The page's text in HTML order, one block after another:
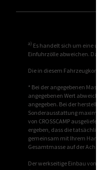
a) Es handelt sich um eine
Einfuhrzölle abweichen.
Die in diesem
* Bei der angegebenen
angegebenen Wert
angegeben. Bei der
Sonderausstattung
von CROSSCAMP
ergeben, dass die
gemeinsam mit Ihrem
Gesamtmasse auf der
Der werkseitige Einbau